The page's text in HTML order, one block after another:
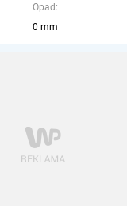
Opad:
0 mm